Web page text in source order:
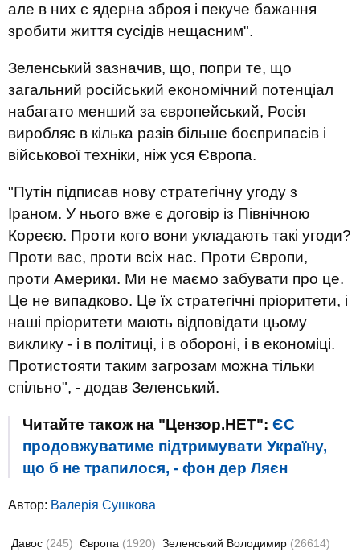
але в них є ядерна зброя і пекуче бажання
зробити життя сусідів нещасним".
Зеленський зазначив, що, попри те, що
загальний російський економічний потенціал
набагато менший за європейський, Росія
виробляє в кілька разів більше боєприпасів і
військової техніки, ніж уся Європа.
"Путін підписав нову стратегічну угоду з
Іраном. У нього вже є договір із Північною
Кореєю. Проти кого вони укладають такі угоди?
Проти вас, проти всіх нас. Проти Європи,
проти Америки. Ми не маємо забувати про це.
Це не випадково. Це їх стратегічні пріоритети, і
наші пріоритети мають відповідати цьому
виклику - і в політиці, і в обороні, і в економіці.
Протистояти таким загрозам можна тільки
спільно", - додав Зеленський.
Читайте також на "Цензор.НЕТ": ЄС
продовжуватиме підтримувати Україну,
що б не трапилося, - фон дер Ляєн
Автор: Валерiя Сушкова
Давос (245) Європа (1920) Зеленський Володимир (26614)